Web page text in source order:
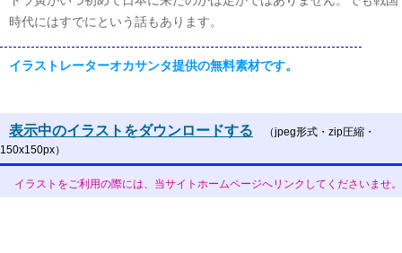
時代にはすでにという話もあります。
イラストレーターオカサンタ提供の無料素材です。
表示中のイラストをダウンロードする （jpeg形式・zip圧縮・
150x150px）
イラストをご利用の際には、当サイトホームページへリンクしてくださいませ。